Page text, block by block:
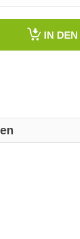
IN DEN